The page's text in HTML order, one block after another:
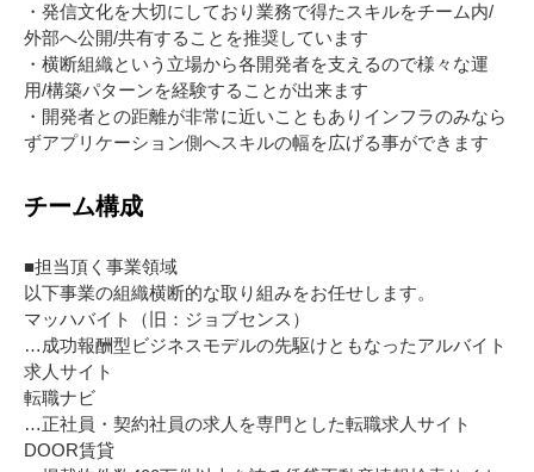
・発信文化を大切にしており業務で得たスキルをチーム内/
外部へ公開/共有することを推奨しています
・横断組織という立場から各開発者を支えるので様々な運
用/構築パターンを経験することが出来ます
・開発者との距離が非常に近いこともありインフラのみなら
ずアプリケーション側へスキルの幅を広げる事ができます
チーム構成
■担当頂く事業領域
以下事業の組織横断的な取り組みをお任せします。
マッハバイト（旧：ジョブセンス）
…成功報酬型ビジネスモデルの先駆けともなったアルバイト
求人サイト
転職ナビ
…正社員・契約社員の求人を専門とした転職求人サイト
DOOR賃貸